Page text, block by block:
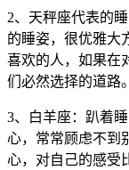
2、天秤座代表的
的睡姿，很优雅大
喜欢的人，如果在
们必然选择的道路。
3、白羊座：趴着
心，常常顾虑不到
心，对自己的感受